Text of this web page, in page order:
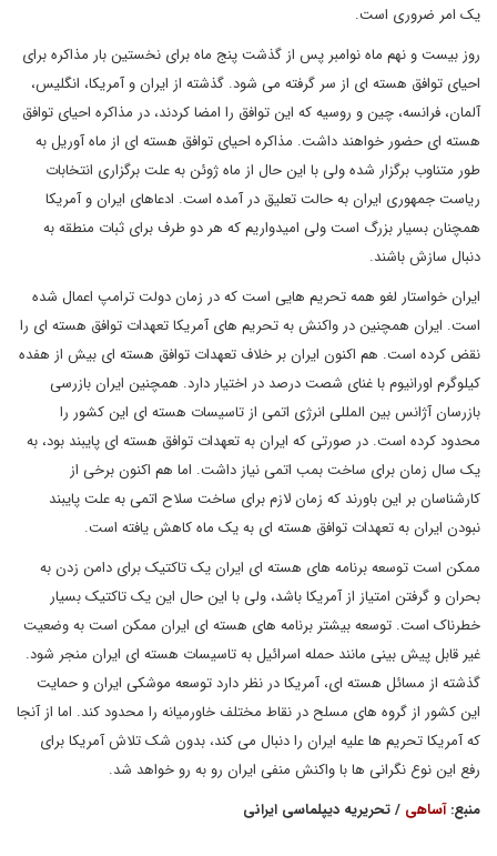
یک امر ضروری است.
روز بیست و نهم ماه نوامبر پس از گذشت پنج ماه برای نخستین بار مذاکره برای
احیای توافق هسته ای از سر گرفته می شود. گذشته از ایران و آمریکا، انگلیس،
آلمان، فرانسه، چین و روسیه که این توافق را امضا کردند، در مذاکره احیای توافق
هسته ای حضور خواهند داشت. مذاکره احیای توافق هسته ای از ماه آوریل به
طور متناوب برگزار شده ولی با این حال از ماه ژوئن به علت برگزاری انتخابات
ریاست جمهوری ایران به حالت تعلیق در آمده است. ادعاهای ایران و آمریکا
همچنان بسیار بزرگ است ولی امیدواریم که هر دو طرف برای ثبات منطقه به
دنبال سازش باشند.
ایران خواستار لغو همه تحریم هایی است که در زمان دولت ترامپ اعمال شده
است. ایران همچنین در واکنش به تحریم های آمریکا تعهدات توافق هسته ای را
نقض کرده است. هم اکنون ایران بر خلاف تعهدات توافق هسته ای بیش از هفده
کیلوگرم اورانیوم با غنای شصت درصد در اختیار دارد. همچنین ایران بازرسی
بازرسان آژانس بین المللی انرژی اتمی از تاسیسات هسته ای این کشور را
محدود کرده است. در صورتی که ایران به تعهدات توافق هسته ای پایبند بود، به
یک سال زمان برای ساخت بمب اتمی نیاز داشت. اما هم اکنون برخی از
کارشناسان بر این باورند که زمان لازم برای ساخت سلاح اتمی به علت پایبند
نبودن ایران به تعهدات توافق هسته ای به یک ماه کاهش یافته است.
ممکن است توسعه برنامه های هسته ای ایران یک تاکتیک برای دامن زدن به
بحران و گرفتن امتیاز از آمریکا باشد، ولی با این حال این یک تاکتیک بسیار
خطرناک است. توسعه بیشتر برنامه های هسته ای ایران ممکن است به وضعیت
غیر قابل پیش بینی مانند حمله اسرائیل به تاسیسات هسته ای ایران منجر شود.
گذشته از مسائل هسته ای، آمریکا در نظر دارد توسعه موشکی ایران و حمایت
این کشور از گروه های مسلح در نقاط مختلف خاورمیانه را محدود کند. اما از آنجا
که آمریکا تحریم ها علیه ایران را دنبال می کند، بدون شک تلاش آمریکا برای
رفع این نوع نگرانی ها با واکنش منفی ایران رو به رو خواهد شد.
منبع:آساهی / تحریریه دیپلماسی ایرانی